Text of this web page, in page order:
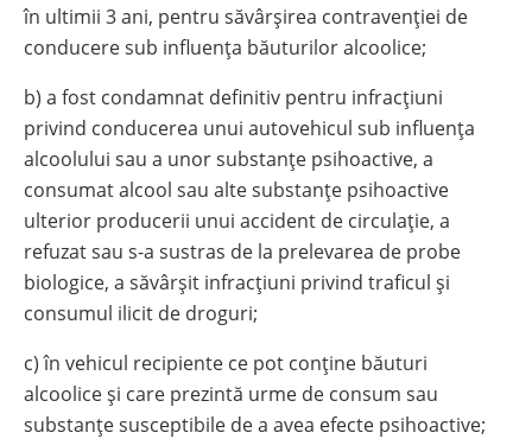
în ultimii 3 ani, pentru săvârșirea contravenţiei de
conducere sub influența băuturilor alcoolice;
b) a fost condamnat definitiv pentru infracţiuni
privind conducerea unui autovehicul sub influența
alcoolului sau a unor substanțe psihoactive, a
consumat alcool sau alte substanțe psihoactive
ulterior producerii unui accident de circulație, a
refuzat sau s-a sustras de la prelevarea de probe
biologice, a săvârșit infracțiuni privind traficul şi
consumul ilicit de droguri;
c) în vehicul recipiente ce pot conţine băuturi
alcoolice şi care prezintă urme de consum sau
substanţe susceptibile de a avea efecte psihoactive;